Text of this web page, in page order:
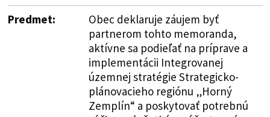
Predmet:
Obec deklaruje záujem byť
partnerom tohto memoranda,
aktívne sa podieľať na príprave a
implementácii Integrovanej
územnej stratégie Strategicko-
plánovacieho regiónu „Horný
Zemplín“ a poskytovať potrebnú